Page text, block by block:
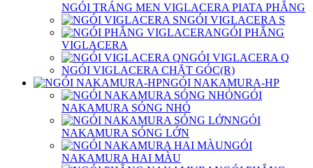
NGÓI TRÁNG MEN VIGLACERA PIATA PHẲNG
NGÓI VIGLACERA S
NGÓI PHẲNG
VIGLACERA
NGÓI VIGLACERA Q
NGÓI VIGLACERA CHẶT GÓC(R)
NGÓI NAKAMURA-HP
NGÓI
NAKAMURA SÓNG NHỎ
NGÓI
NAKAMURA SÓNG LỚN
NGÓI
NAKAMURA HAI MÀU